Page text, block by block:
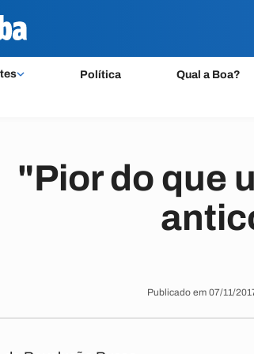
Política Qual a Boa?
"Pior do que
Publicado em 07/11/